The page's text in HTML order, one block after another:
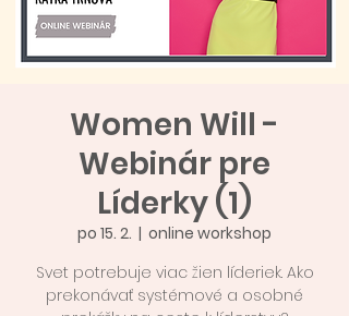
Women Will -
Webinár pre
Líderky (1)
po 15. 2.
  |
online workshop
Svet potrebuje viac žien líderiek. Ako
prekonávať systémové a osobné